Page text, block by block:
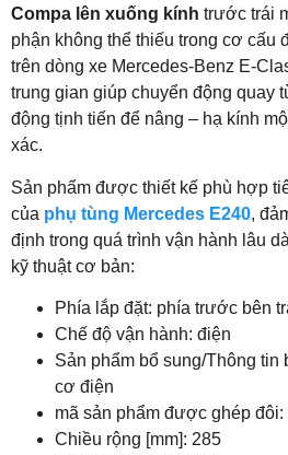
Compa lên xuống kính trước trái
phận không thể thiếu trong cơ cấu
trên dòng xe Mercedes-Benz E-
trung gian giúp chuyển động quay
động tịnh tiến để nâng – hạ kính
xác.
Sản phẩm được thiết kế phù hợp
của phụ tùng Mercedes E240,
định trong quá trình vận hành lâu
kỹ thuật cơ bản:
Phía lắp đặt: phía trước bên
Chế độ vận hành: điện
Sản phẩm bổ sung/Thông tin
cơ điện
mã sản phẩm được ghép đôi:
Chiều rộng [mm]: 285